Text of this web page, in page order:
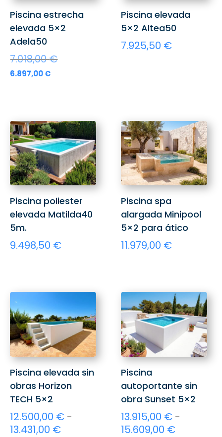
Piscina estrecha
elevada 5×2
Adela50
7.018,00€El
6.897,00€El
6.897,00 €.
Piscina elevada
5×2 Altea50
7.925,50 €
Piscina poliester
elevada Matilda40
5m.
9.498,50 €
Piscina spa
alargada Minipool
5×2 para ático
11.979,00 €
Piscina elevada sin
obras Horizon
TECH 5×2
12.500,00 € -
13.431,00 €Rango
Piscina
autoportante sin
obra Sunset 5×2
13.915,00 € -
15.609,00 €Rango